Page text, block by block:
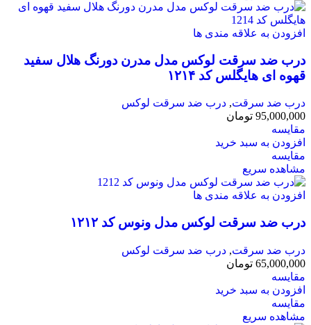
افزودن به علاقه مندی ها
درب ضد سرقت لوکس مدل مدرن دورنگ هلال سفید
قهوه ای هایگلس کد ۱۲۱۴
درب ضد سرقت, درب ضد سرقت لوکس
95,000,000 تومان
مقایسه
افزودن به سبد خرید
مقایسه
مشاهده سریع
افزودن به علاقه مندی ها
درب ضد سرقت لوکس مدل ونوس کد ۱۲۱۲
درب ضد سرقت, درب ضد سرقت لوکس
65,000,000 تومان
مقایسه
افزودن به سبد خرید
مقایسه
مشاهده سریع